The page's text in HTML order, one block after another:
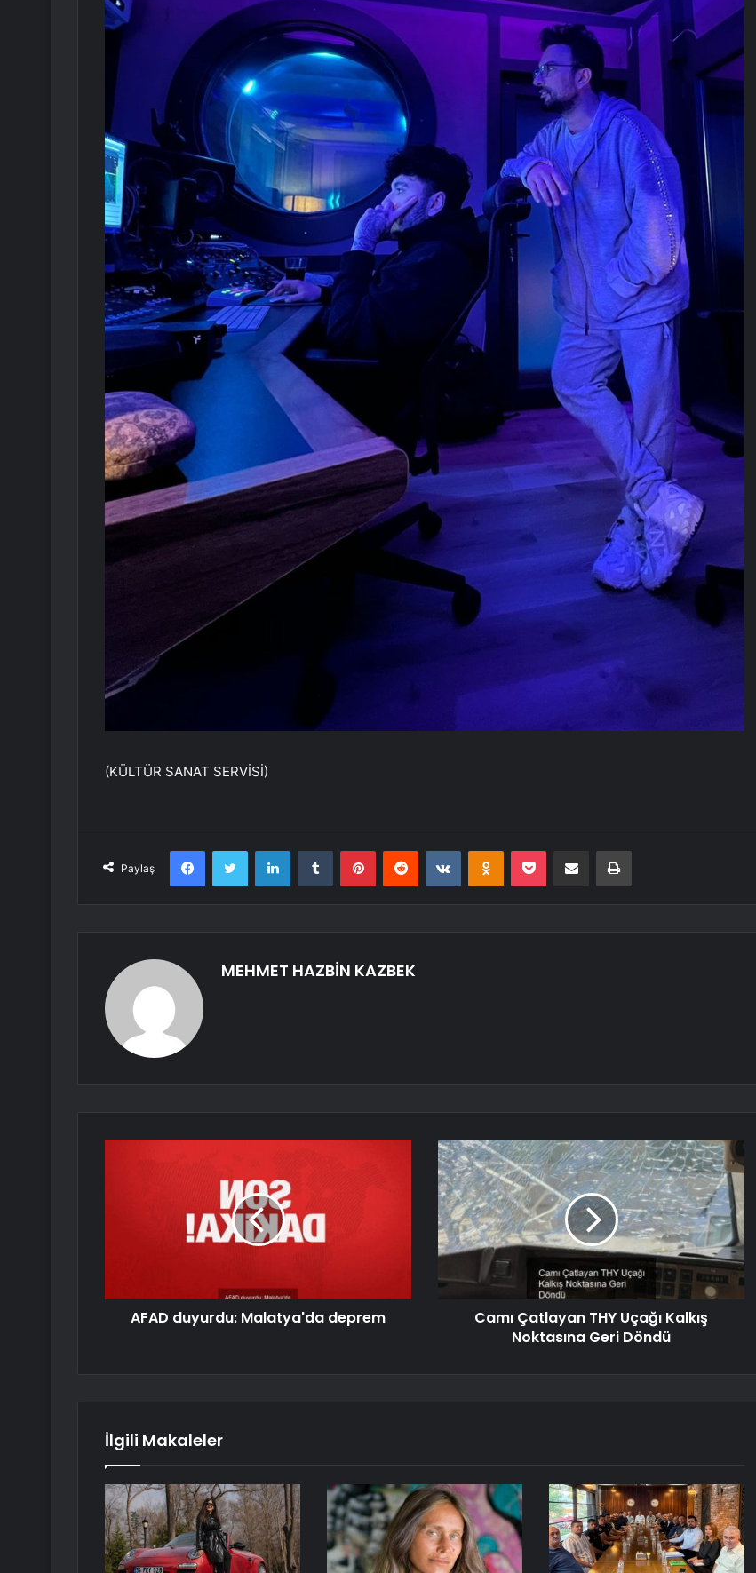
(KÜLTÜR SANAT SERVİSİ)
Paylaş
FacebookTwitter LinkedInTumblr PinterestReddit VKontakteOdnoklassniki
Pocket E-Posta ile paylaş Yazdır
MEHMET HAZBİN KAZBEK
AFAD duyurdu: Malatya'da deprem
Camı Çatlayan THY Uçağı Kalkış
Noktasına Geri Döndü
İlgili Makaleler